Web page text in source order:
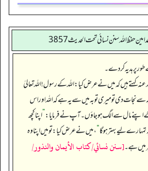
امين حفظ الله سنن نسائي تحت الحديث3857
پر ہدیہ کر دے۔
کہتے ہیں کہ میں نے عرض کیا: اللہ کے رسول! اللہ تعالیٰ
نجات دی تو میری توبہ میں سے یہ ہے کہ اللہ اور اس
اپنے مال سے الگ ہو جاؤں۔ آپ نے فرمایا:”اپنا کچھ
لیے بہتر ہو گا“، میں نے عرض کیا: تو میں اپنا وہ
میں ہے۔[سنن نسائي/كتاب الأيمان والنذور/